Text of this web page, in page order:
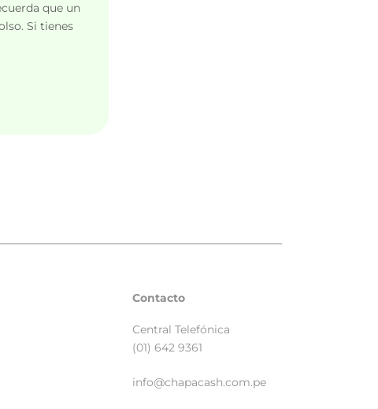
que un
Si tienes
Contacto
Central Telefónica
(01) 642 9361
info@chapacash.com.pe